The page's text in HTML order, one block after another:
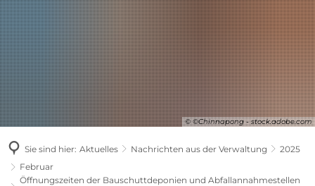
© ©Chinnapong - stock.adobe.com
Sie sind hier: Aktuelles Nachrichten aus der Verwaltung
2025
Februar
Öffnungszeiten der Bauschuttdeponien und Abfallannahmestellen